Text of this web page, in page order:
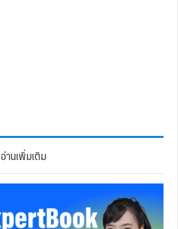
อ่านเพิ่มเติม